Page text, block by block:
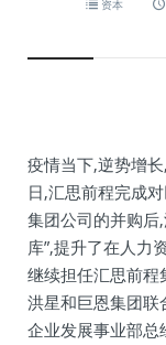
资本
疫情当下,逆势增
日,汇思前程完成
集团公司的并购后
库”,提升了在人力
继续担任汇思前程
洪星和巨恩集团联
企业发展事业部总